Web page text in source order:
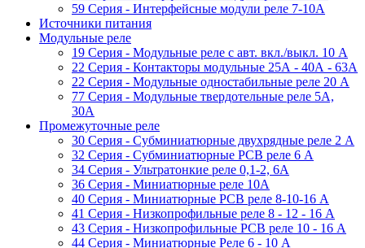
59 Серия - Интерфейсные модули реле 7-10А
Источники питания
Модульные реле
19 Cерия - Модульные реле с авт. вкл./выкл. 10 A
22 Серия - Контакторы модульные 25А - 40А - 63А
22 Серия - Модульные одностабильные реле 20 A
77 Серия - Модульные твердотельные реле 5А,
30А
Промежуточные реле
30 Серия - Субминиатюрные двухрядные реле 2 A
32 Серия - Субминиатюрные PCB реле 6 A
34 Серия - Ультратонкие реле 0,1-2, 6A
36 Серия - Миниатюрные реле 10А
40 Серия - Миниатюрные PCB реле 8-10-16 A
41 Серия - Низкопрофильные реле 8 - 12 - 16 A
43 Серия - Низкопрофильные PCB реле 10 - 16 A
44 Серия - Миниатюрные Реле 6 - 10 A